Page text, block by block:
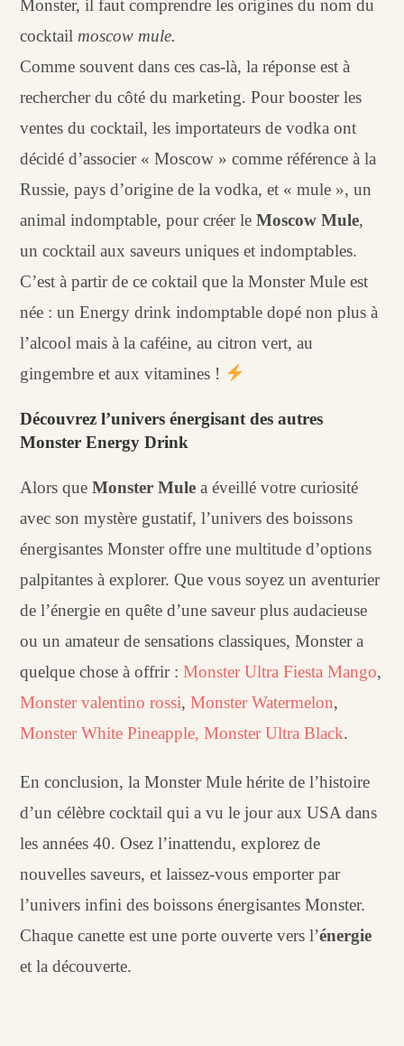
Monster, il faut comprendre les origines du nom du
cocktail moscow mule.
Comme souvent dans ces cas-là, la réponse est à
rechercher du côté du marketing. Pour booster les
ventes du cocktail, les importateurs de vodka ont
décidé d’associer « Moscow » comme référence à la
Russie, pays d’origine de la vodka, et « mule », un
animal indomptable, pour créer leMoscow Mule,
un cocktail aux saveurs uniques et indomptables.
C’est à partir de ce coktail que la Monster Mule est
née : un Energy drink indomptable dopé non plus à
l’alcool mais à la caféine, au citron vert, au
gingembre et aux vitamines !
Découvrez l’univers énergisant des autres
Monster Energy Drink
Alors queMonster Mulea éveillé votre curiosité
avec son mystère gustatif, l’univers des boissons
énergisantes Monster offre une multitude d’options
palpitantes à explorer. Que vous soyez un aventurier
de l’énergie en quête d’une saveur plus audacieuse
ou un amateur de sensations classiques, Monster a
quelque chose à offrir :Monster Ultra Fiesta Mango,
Monster valentino rossi,Monster Watermelon,
Monster White Pineapple, Monster Ultra Black.
En conclusion, la Monster Mule hérite de l’histoire
d’un célèbre cocktail qui a vu le jour aux USA dans
les années 40. Osez l’inattendu, explorez de
nouvelles saveurs, et laissez-vous emporter par
l’univers infini des boissons énergisantes Monster.
Chaque canette est une porte ouverte vers l’énergie
et la découverte.